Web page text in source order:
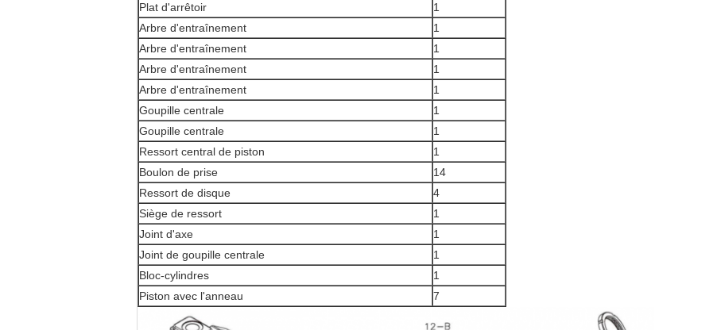
Plat d'arrêtoir
1
Arbre d'entraînement
1
Arbre d'entraînement
1
Arbre d'entraînement
1
Arbre d'entraînement
1
Goupille centrale
1
Goupille centrale
1
Ressort central de piston
1
Boulon de prise
14
Ressort de disque
4
Siège de ressort
1
Joint d'axe
1
Joint de goupille centrale
1
Bloc-cylindres
1
Piston avec l'anneau
7